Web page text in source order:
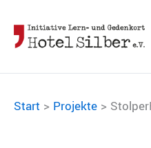
Inhalt
springen
Start Projekte